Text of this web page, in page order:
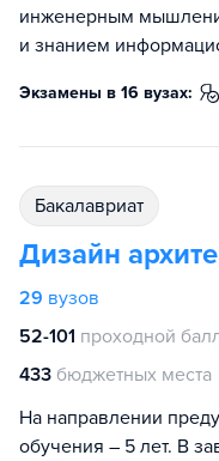
инженерным
и знанием
Экзамены в 16 вузах:
бакалавриат
Дизайн
29 вузов
52-101 проходной
433 бюджетных места
На направлении
обучения – 5 лет. В